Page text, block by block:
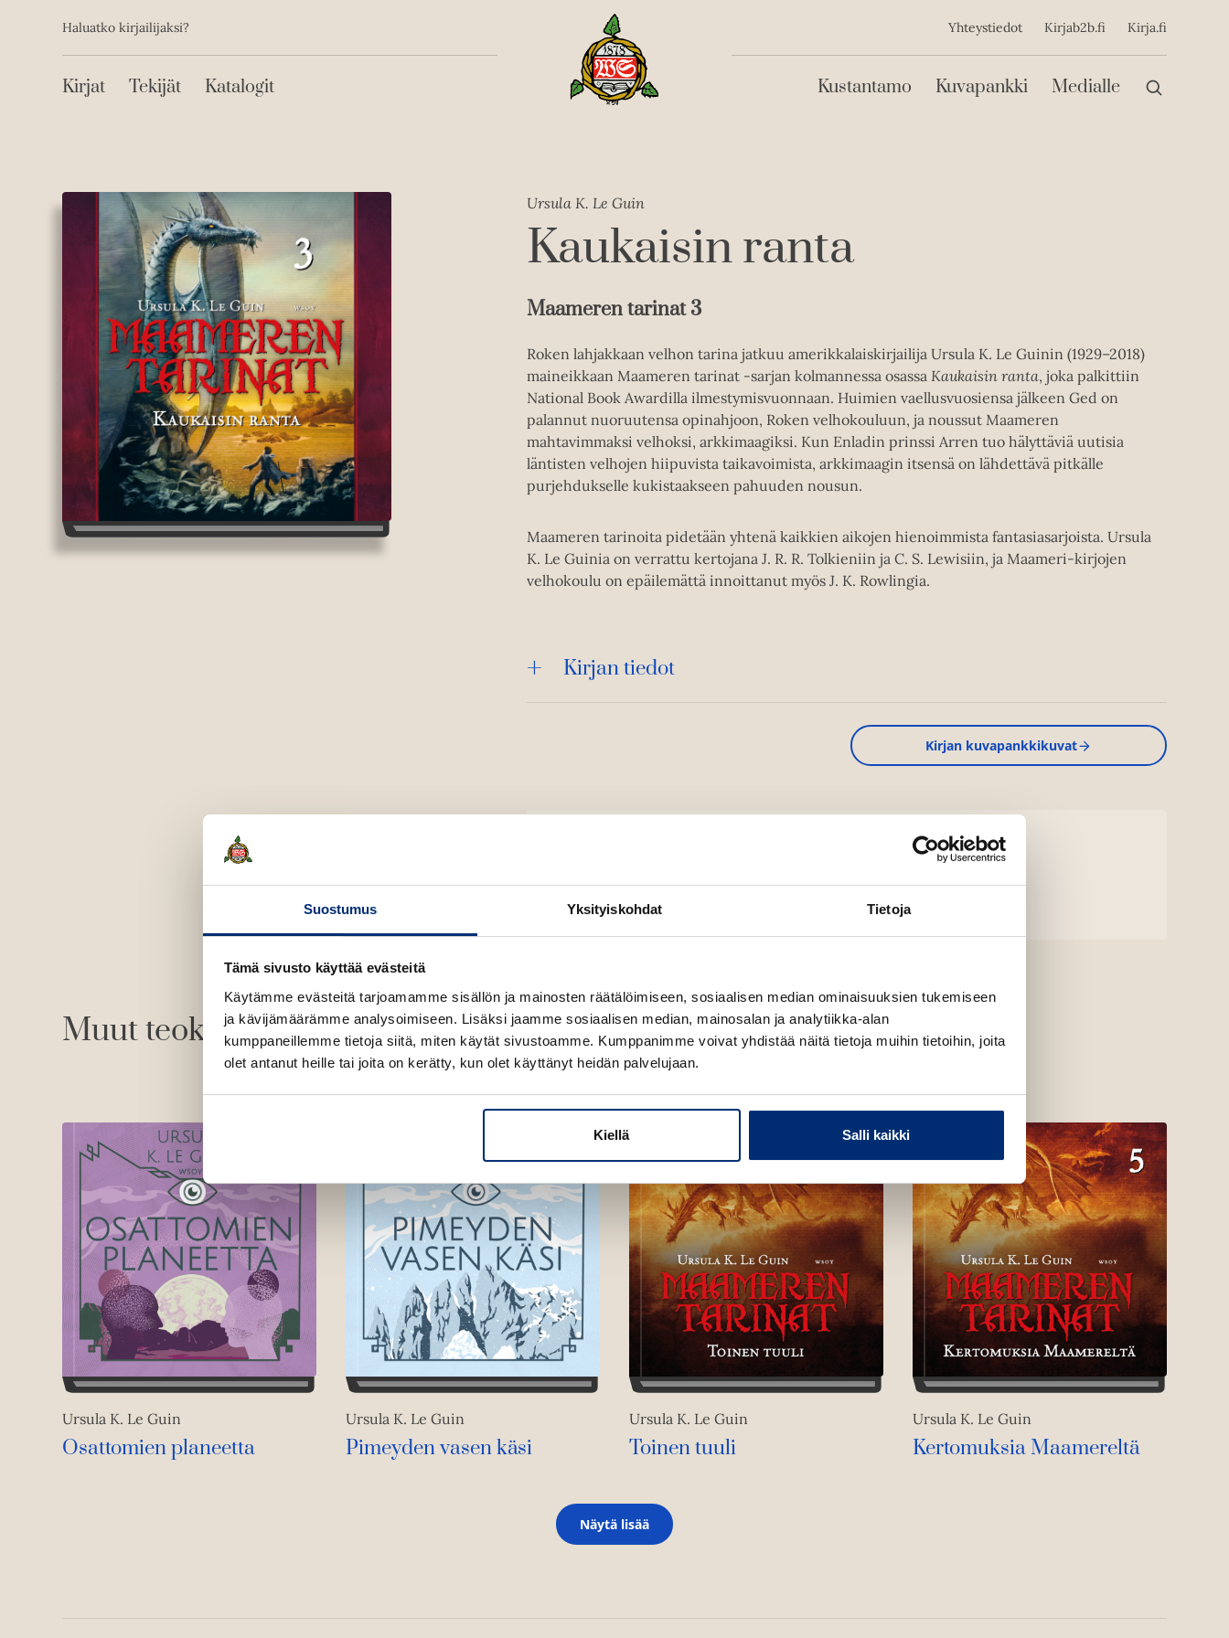
Suostumus Yksityiskohdat Tietoja
Tämä sivusto käyttää evästeitä
Käytämme evästeitä tarjoamamme sisällön ja mainosten räätälöimiseen, sosiaalisen median ominaisuuksien tukemiseen
ja kävijämäärämme analysoimiseen. Lisäksi jaamme sosiaalisen median, mainosalan ja analytiikka-alan
kumppaneillemme tietoja siitä, miten käytät sivustoamme. Kumppanimme voivat yhdistää näitä tietoja muihin tietoihin, joita
olet antanut heille tai joita on kerätty, kun olet käyttänyt heidän palvelujaan.
Kiellä Salli kaikki
sisältöönToissijainen
Haluatko kirjailijaksi?
Päävalikko
Kirjat Tekijät Katalogit
Yhteystiedot Kirjab2b.fi Kirja.fi
Päävalikko
Kustantamo Kuvapankki Medialle
Ursula K. Le Guin
Kaukaisin ranta
Maameren tarinat 3
Roken lahjakkaan velhon tarina jatkuu amerikkalaiskirjailija Ursula K. Le Guinin (1929­–2018)
maineikkaan Maameren tarinat -sarjan kolmannessa osassa Kaukaisin ranta, joka palkittiin
National Book Awardilla ilmestymisvuonnaan. Huimien vaellusvuosiensa jälkeen Ged on
palannut nuoruutensa opinahjoon, Roken velhokouluun, ja noussut Maameren
mahtavimmaksi velhoksi, arkkimaagiksi. Kun Enladin prinssi Arren tuo hälyttäviä uutisia
läntisten velhojen hiipuvista taikavoimista, arkkimaagin itsensä on lähdettävä pitkälle
purjehdukselle kukistaakseen pahuuden nousun.
Maameren tarinoita pidetään yhtenä kaikkien aikojen hienoimmista fantasiasarjoista. Ursula
K. Le Guinia on verrattu kertojana J. R. R. Tolkieniin ja C. S. Lewisiin, ja Maameri-kirjojen
velhokoulu on epäilemättä innoittanut myös J. K. Rowlingia.
Kirjan tiedot
Kirjan kuvapankkikuvat
u
t
e
l
e
Äänikirja
o
b
e
a
t
u
a
u
u
t
e
e
n
v
l
Muut teokset
Ursula K. Le Guin
Osattomien planeetta
Ursula K. Le Guin
Pimeyden vasen käsi
Ursula K. Le Guin
Toinen tuuli
Ursula K. Le Guin
Kertomuksia Maamereltä
Näytä lisää